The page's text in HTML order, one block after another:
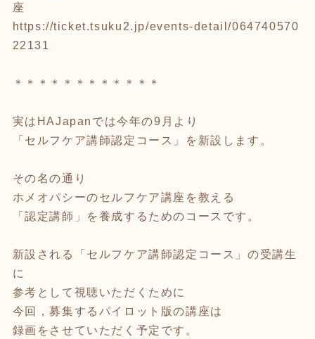
座
https://ticket.tsuku2.jp/events-detail/064740570
22131
＊＊＊＊＊＊＊＊＊＊＊＊
実はHAJapanでは今年の9月より
「セルフケア講師認定コース」を新設します。
その名の通り
ホメオパシーのセルフケア講座を教える
「認定講師」を養成するためのコースです。
新設される「セルフケア講師認定コース」の受講生
に
参考として視聴いただくために
今回，募集するパイロット版の講座は
録画をさせていただく予定です。